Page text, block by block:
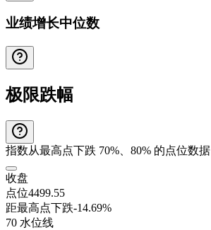
业绩增长中位数
极限跌幅
指数从最高点下跌 70%、80% 的点位数据
收盘
点位4499.55
距最高点下跌-14.69%
70 水位线